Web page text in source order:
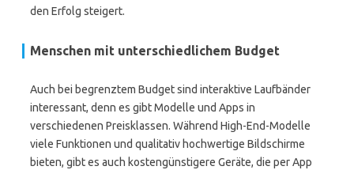
den Erfolg steigert.
Menschen mit unterschiedlichem Budget
Auch bei begrenztem Budget sind interaktive Laufbänder
interessant, denn es gibt Modelle und Apps in
verschiedenen Preisklassen. Während High-End-Modelle
viele Funktionen und qualitativ hochwertige Bildschirme
bieten, gibt es auch kostengünstigere Geräte, die per App